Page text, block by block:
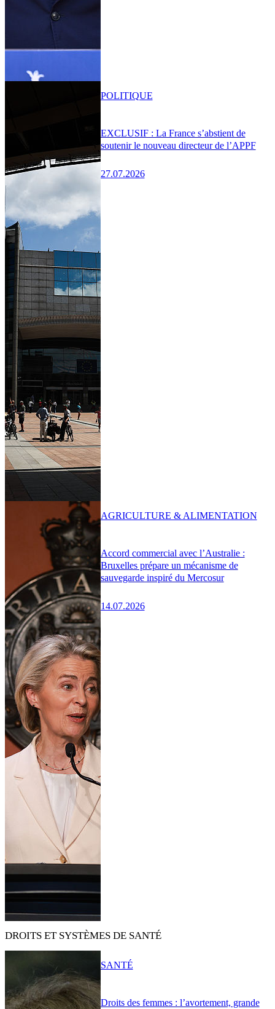
EXCLUSIF : La France s’abstient de
soutenir le nouveau directeur de l’APPF
27.07.2026
POLITIQUE
Accord commercial avec l’Australie :
Bruxelles prépare un mécanisme de
sauvegarde inspiré du Mercosur
14.07.2026
AGRICULTURE & ALIMENTATION
DROITS ET SYSTÈMES DE SANTÉ
Droits des femmes : l’avortement, grande
SANTÉ